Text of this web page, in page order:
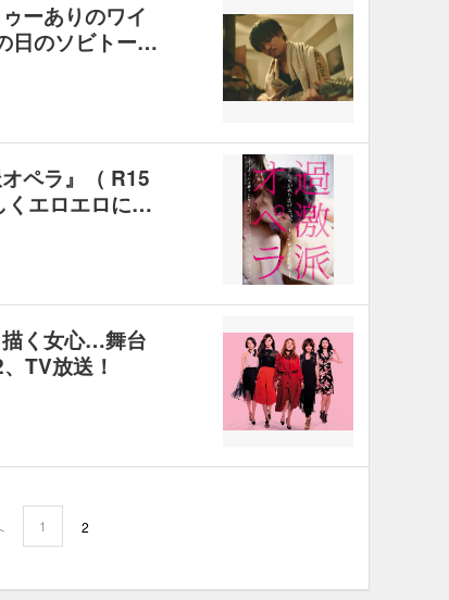
ーありのワイ
⽇のソビトー…
ペラ』（ R15
くエロエロに…
く女心…舞台
TV放送！
1 2